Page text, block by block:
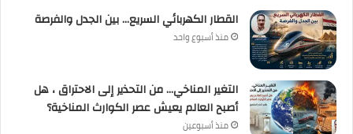
القطار الكهربائي السريع… بين الجدل والفرصة
منذ أسبوع واحد
التغير المناخي… من التحذير إلى الاحتراق ، هل
أصبح العالم يعيش عصر الكوارث المناخية؟
منذ أسبوعين